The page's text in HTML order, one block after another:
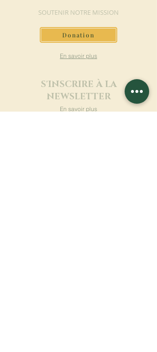
SOUTENIR NOTRE MISSION
Donation
En savoir plus
S'INSCRIRE À LA
NEWSLETTER
En savoir plus